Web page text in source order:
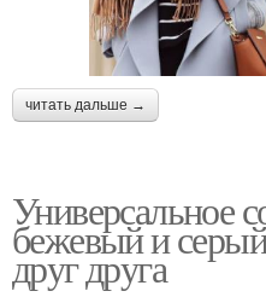
читать дальше →
Универсальное
бежевый и
друг друга